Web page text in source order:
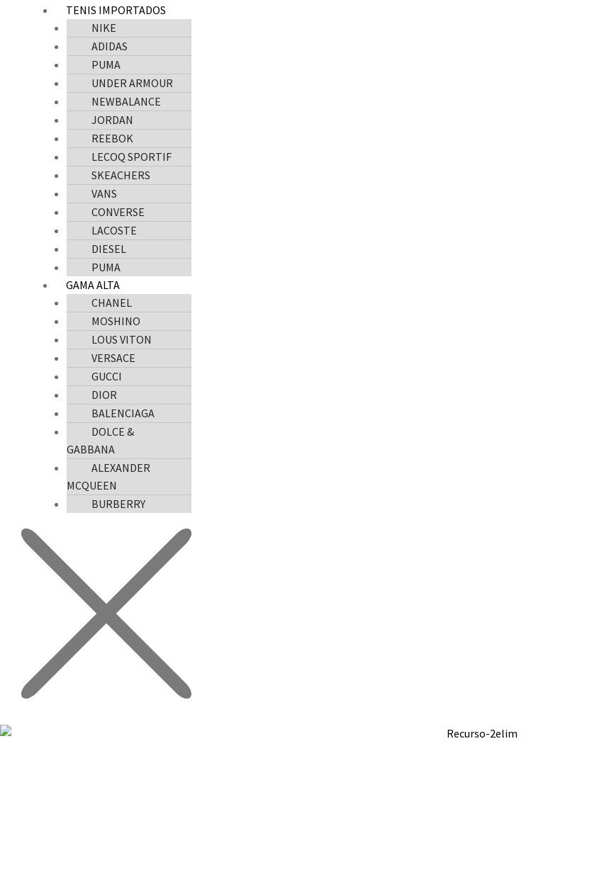
TENIS IMPORTADOS
NIKE
ADIDAS
PUMA
UNDER ARMOUR
NEWBALANCE
JORDAN
REEBOK
LECOQ SPORTIF
SKEACHERS
VANS
CONVERSE
LACOSTE
DIESEL
PUMA
GAMA ALTA
CHANEL
MOSHINO
LOUS VITON
VERSACE
GUCCI
DIOR
BALENCIAGA
DOLCE &
GABBANA
ALEXANDER
MCQUEEN
BURBERRY